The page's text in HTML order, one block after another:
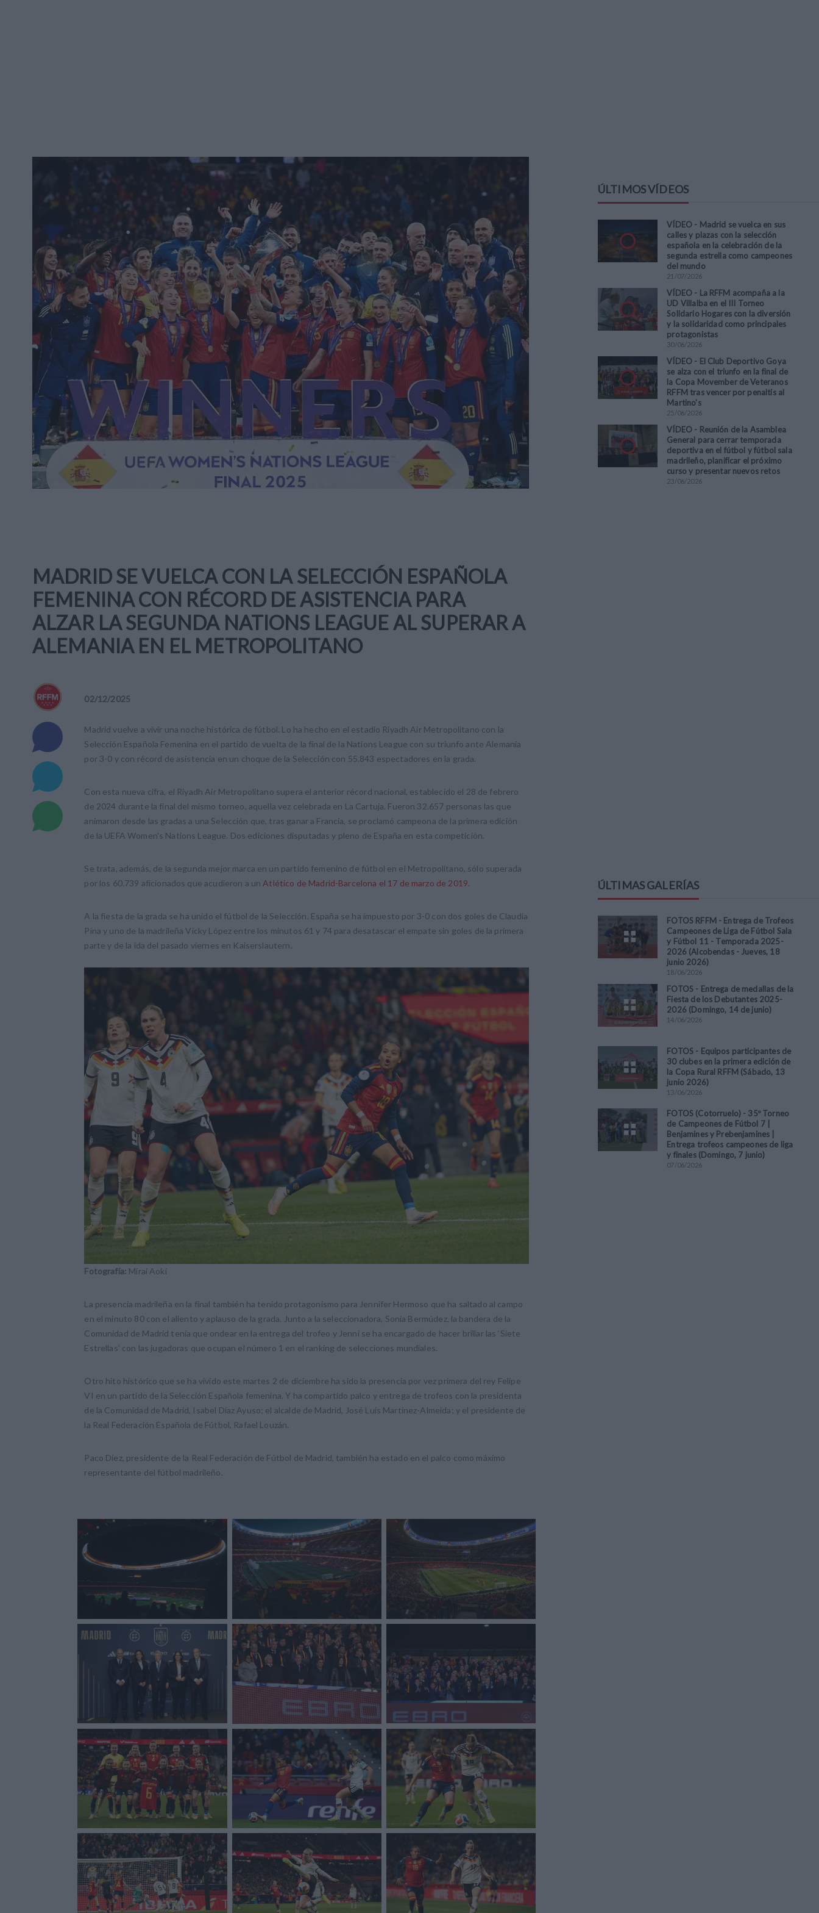
MADRID SE VUELCA CON LA SELECCIÓN ESPAÑOLA
FEMENINA CON RÉCORD DE ASISTENCIA PARA
ALZAR LA SEGUNDA NATIONS LEAGUE AL SUPERAR A
ALEMANIA EN EL METROPOLITANO
02/12/2025
Madrid vuelve a vivir una noche histórica de fútbol. Lo ha hecho en el estadio Riyadh Air Metropolitano con la
Selección Española Femenina en el partido de vuelta de la final de la Nations League con su triunfo ante Alemania
por 3-0 y con récord de asistencia en un choque de la Selección con 55.843 espectadores en la grada.
Con esta nueva cifra, el Riyadh Air Metropolitano supera el anterior récord nacional, establecido el 28 de febrero
de 2024 durante la final del mismo torneo, aquella vez celebrada en La Cartuja. Fueron 32.657 personas las que
animaron desde las gradas a una Selección que, tras ganar a Francia, se proclamó campeona de la primera edición
de la UEFA Women's Nations League. Dos ediciones disputadas y pleno de España en esta competición.
Se trata, además, de la segunda mejor marca en un partido femenino de fútbol en el Metropolitano, sólo superada
por los 60.739 aficionados que acudieron a un Atlético de Madrid-Barcelona el 17 de marzo de 2019.
A la fiesta de la grada se ha unido el fútbol de la Selección. España se ha impuesto por 3-0 con dos goles de Claudia
Pina y uno de la madrileña Vicky López entre los minutos 61 y 74 para desatascar el empate sin goles de la primera
parte y de la ida del pasado viernes en Kaiserslautern.
Fotografía: Mirai Aoki
La presencia madrileña en la final también ha tenido protagonismo para Jennifer Hermoso que ha saltado al campo
en el minuto 80 con el aliento y aplauso de la grada. Junto a la seleccionadora, Sonia Bermúdez, la bandera de la
Comunidad de Madrid tenía que ondear en la entrega del trofeo y Jenni se ha encargado de hacer brillar las ‘Siete
Estrellas’ con las jugadoras que ocupan el número 1 en el ranking de selecciones mundiales.
Otro hito histórico que se ha vivido este martes 2 de diciembre ha sido la presencia por vez primera del rey Felipe
VI en un partido de la Selección Española femenina. Y ha compartido palco y entrega de trofeos con la presidenta
de la Comunidad de Madrid, Isabel Díaz Ayuso; el alcalde de Madrid, José Luis Martínez-Almeida; y el presidente de
la Real Federación Española de Fútbol, Rafael Louzán.
Paco Díez, presidente de la Real Federación de Fútbol de Madrid, también ha estado en el palco como máximo
representante del fútbol madrileño.
ÚLTIMOS VÍDEOS
VÍDEO - Madrid se vuelca en sus
calles y plazas con la selección
española en la celebración de la
segunda estrella como campeones
del mundo
21 /07/2026
VÍDEO - La RFFM acompaña a la
UD Villalba en el III Torneo
Solidario Hogares con la diversión
y la solidaridad como principales
protagonistas
30/06/2026
VÍDEO - El Club Deportivo Goya
se alza con el triunfo en la final de
la Copa Movember de Veteranos
RFFM tras vencer por penaltis al
Martino's
25/06/2026
VÍDEO - Reunión de la Asamblea
General para cerrar temporada
deportiva en el fútbol y fútbol sala
madrileño, planificar el próximo
curso y presentar nuevos retos
23/06/2026
ÚLTIMAS GALERÍAS
FOTOS RFFM - Entrega de Trofeos
Campeones de Liga de Fútbol Sala
y Fútbol 11 - Temporada 2025-
2026 (Alcobendas - Jueves, 18
junio 2026)
18/06/2026
FOTOS - Entrega de medallas de la
Fiesta de los Debutantes 2025-
2026 (Domingo, 14 de junio)
14/06/2026
FOTOS - Equipos participantes de
30 clubes en la primera edición de
la Copa Rural RFFM (Sábado, 13
junio 2026)
13/06/2026
FOTOS (Cotorruelo) - 35º Torneo
de Campeones de Fútbol 7 |
Benjamines y Prebenjamines |
Entrega trofeos campeones de liga
y finales (Domingo, 7 junio)
07/06/2026